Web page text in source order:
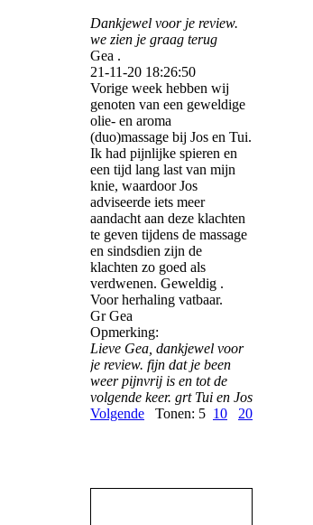
Dankjewel voor je review.
we zien je graag terug
Gea .
21-11-20 18:26:50
Vorige week hebben wij
genoten van een geweldige
olie- en aroma
(duo)massage bij Jos en Tui.
Ik had pijnlijke spieren en
een tijd lang last van mijn
knie, waardoor Jos
adviseerde iets meer
aandacht aan deze klachten
te geven tijdens de massage
en sindsdien zijn de
klachten zo goed als
verdwenen. Geweldig .
Voor herhaling vatbaar.
Gr Gea
Opmerking:
Lieve Gea, dankjewel voor
je review. fijn dat je been
weer pijnvrij is en tot de
volgende keer. grt Tui en Jos
Volgende
Tonen: 5 10 20